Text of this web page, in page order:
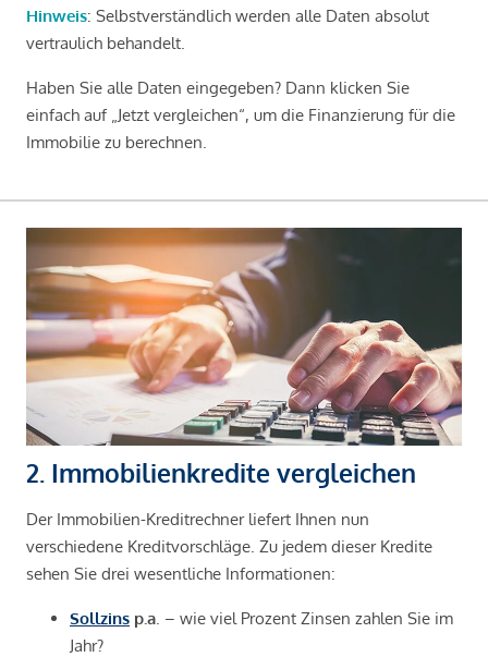
Hinweis: Selbstverständlich werden alle Daten absolut
vertraulich behandelt.
Haben Sie alle Daten eingegeben? Dann klicken Sie
einfach auf „Jetzt vergleichen“, um die Finanzierung für die
Immobilie zu berechnen.
2. Immobilienkredite vergleichen
Der Immobilien-Kreditrechner liefert Ihnen nun
verschiedene Kreditvorschläge. Zu jedem dieser Kredite
sehen Sie drei wesentliche Informationen:
Sollzins p.a . – wie viel Prozent Zinsen zahlen Sie im
Jahr?